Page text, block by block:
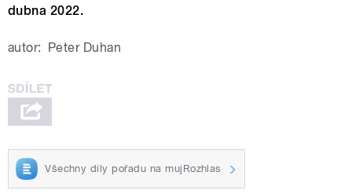
dubna 2022.
autor: Peter Duhan
Všechny díly pořadu na mujRozhlas